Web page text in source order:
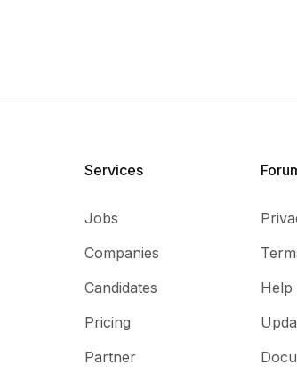
Services​
Jobs
Companies
Candidates
Pricing
Partner
Help